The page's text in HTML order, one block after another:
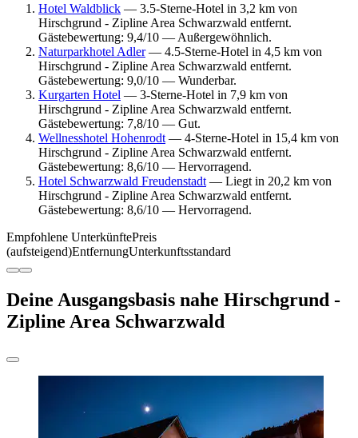
Hotel Waldblick — 3.5-Sterne-Hotel in 3,2 km von
Hirschgrund - Zipline Area Schwarzwald entfernt.
Gästebewertung: 9,4/10 — Außergewöhnlich.
Naturparkhotel Adler— 4.5-Sterne-Hotel in 4,5 km von
Hirschgrund - Zipline Area Schwarzwald entfernt.
Gästebewertung: 9,0/10 — Wunderbar.
Kurgarten Hotel — 3-Sterne-Hotel in 7,9 km von
Hirschgrund - Zipline Area Schwarzwald entfernt.
Gästebewertung: 7,8/10 — Gut.
Wellnesshotel Hohenrodt — 4-Sterne-Hotel in 15,4 km von
Hirschgrund - Zipline Area Schwarzwald entfernt.
Gästebewertung: 8,6/10 — Hervorragend.
Hotel Schwarzwald Freudenstadt — Liegt in 20,2 km von
Hirschgrund - Zipline Area Schwarzwald entfernt.
Gästebewertung: 8,6/10 — Hervorragend.
Empfohlene UnterkünftePreis
(aufsteigend)EntfernungUnterkunftsstandard
Deine Ausgangsbasis nahe Hirschgrund -
Zipline Area Schwarzwald